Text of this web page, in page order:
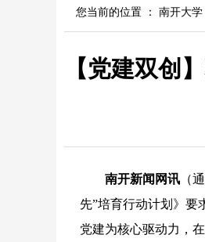
您当前的位置 ： 南开大学
【党建双创
南开新闻网讯 （
先”培育行动计划》要
党建为核心驱动力，